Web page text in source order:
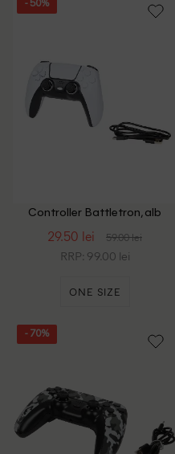
- 50%
Controller Battletron, alb
29.50 lei 59.00 lei
RRP: 99.00 lei
ONE SIZE
- 70%